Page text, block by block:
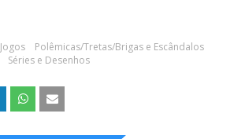
Jogos
Polêmicas/Tretas/Brigas e Escândalos
Séries e Desenhos